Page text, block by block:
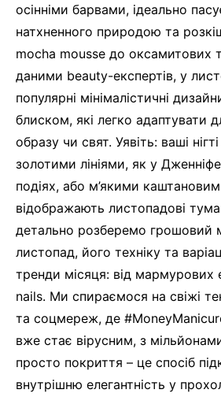
осінніми барвами, ідеально
натхненного природою та
mocha mousse до оксамитових
даними beauty-експертів, у
популярні мінімалістичні
блиском, які легко адаптувати
образу чи свят. Уявіть: ваші
золотими лініями, як у
подіях, або м’якими
відображають листопадові
детально розберемо грошовий
листопад, його техніку та
тренди місяця: від мармурових
nails. Ми спираємося на свіжі
та соцмереж, де
вже стає вірусним, з
просто покриття – це спосіб
внутрішню елегантність у